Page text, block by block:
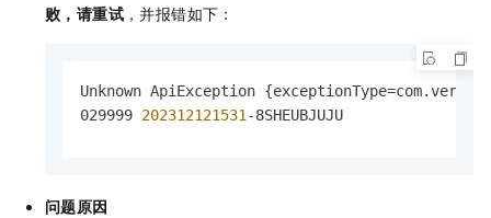
败，请重试 ，并报错如下：
Unknown ApiException
029999 202312121531-8SHEUBJUJU
问题原因